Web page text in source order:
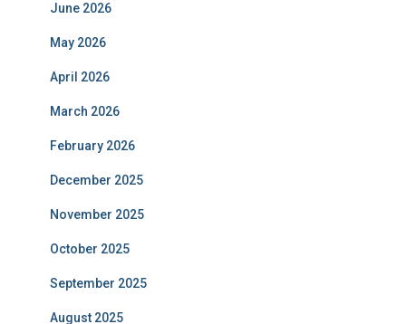
June 2026
May 2026
April 2026
March 2026
February 2026
December 2025
November 2025
October 2025
September 2025
August 2025